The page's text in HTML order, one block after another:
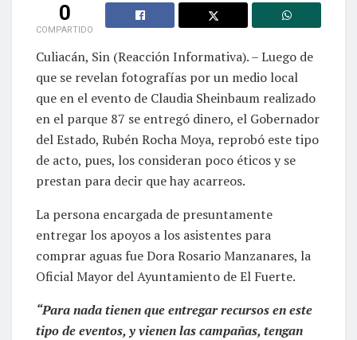
0
COMPARTIDO
Culiacán, Sin (Reacción Informativa). – Luego de
que se revelan fotografías por un medio local
que en el evento de Claudia Sheinbaum realizado
en el parque 87 se entregó dinero, el Gobernador
del Estado, Rubén Rocha Moya, reprobó este tipo
de acto, pues, los consideran poco éticos y se
prestan para decir que hay acarreos.
La persona encargada de presuntamente
entregar los apoyos a los asistentes para
comprar aguas fue Dora Rosario Manzanares, la
Oficial Mayor del Ayuntamiento de El Fuerte.
“Para nada tienen que entregar recursos en este
tipo de eventos, y vienen las campañas, tengan